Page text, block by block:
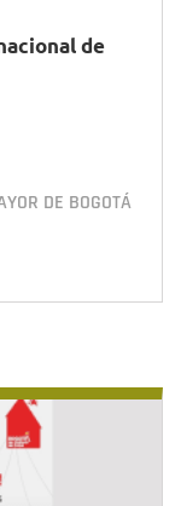
de
DE BOGOTÁ